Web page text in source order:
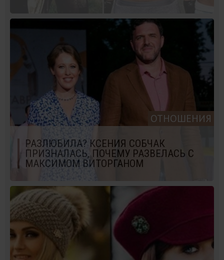
ОТНОШЕНИЯ
РАЗЛЮБИЛА? КСЕНИЯ СОБЧАК
ПРИЗНАЛАСЬ, ПОЧЕМУ РАЗВЕЛАСЬ С
МАКСИМОМ ВИТОРГАНОМ